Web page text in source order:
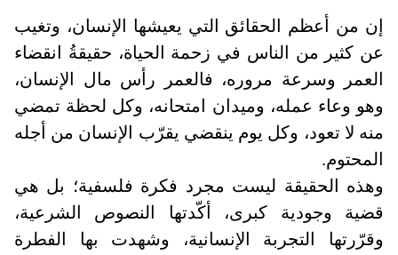
إن من أعظم الحقائق التي يعيشها الإنسان، وتغيب
عن كثير من الناس في زحمة الحياة، حقيقةُ انقضاء
العمر وسرعة مروره، فالعمر رأس مال الإنسان،
وهو وعاء عمله، وميدان امتحانه، وكل لحظة تمضي
منه لا تعود، وكل يوم ينقضي يقرّب الإنسان من أجله
المحتوم.
وهذه الحقيقة ليست مجرد فكرة فلسفية؛ بل هي
قضية وجودية كبرى، أكّدتها النصوص الشرعية،
وقرّرتها التجربة الإنسانية، وشهدت بها الفطرة